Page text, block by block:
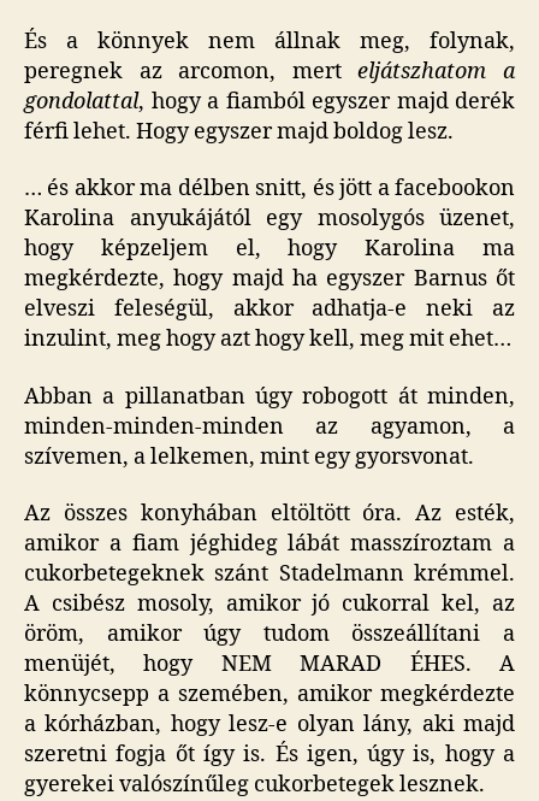
És a könnyek nem állnak meg, folynak,
peregnek az arcomon, merteljátszhatom a
gondolattal, hogy a fiamból egyszer majd derék
férfi lehet. Hogy egyszer majd boldog lesz.
… és akkor ma délben snitt, és jött a facebookon
Karolina anyukájától egy mosolygós üzenet,
hogy képzeljem el, hogy Karolina ma
megkérdezte, hogy majd ha egyszer Barnus őt
elveszi feleségül, akkor adhatja-e neki az
inzulint, meg hogy azt hogy kell, meg mit ehet…
Abban a pillanatban úgy robogott át minden,
minden-minden-minden az agyamon, a
szívemen, a lelkemen, mint egy gyorsvonat.
Az összes konyhában eltöltött óra. Az esték,
amikor a fiam jéghideg lábát masszíroztam a
cukorbetegeknek szánt Stadelmann krémmel.
A csibész mosoly, amikor jó cukorral kel, az
öröm, amikor úgy tudom összeállítani a
menüjét, hogy NEM MARAD ÉHES. A
könnycsepp a szemében, amikor megkérdezte
a kórházban, hogy lesz-e olyan lány, aki majd
szeretni fogja őt így is. És igen, úgy is, hogy a
gyerekei valószínűleg cukorbetegek lesznek.